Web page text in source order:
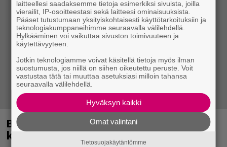
Blind Channel palasi tauolta – tältä
kuulostaa uusi musiikki
laitteellesi saadaksemme tietoja esimerkiksi sivuista, joilla
vierailit, IP-osoitteestasi sekä laitteesi ominaisuuksista.
Pääset tutustumaan yksityiskohtaisesti käyttötarkoituksiin ja
teknologiakumppaneihimme seuraavalla välilehdellä.
Hylkääminen voi vaikuttaa sivuston toimivuuteen ja
käytettävyyteen.
Jotkin teknologiamme voivat käsitellä tietoja myös ilman
suostumusta, jos niillä on siihen oikeutettu peruste. Voit
vastustaa tätä tai muuttaa asetuksiasi milloin tahansa
seuraavalla välilehdellä.
Hyväksyn kaikki
Omat valintani
Tietosuojakäytäntömme